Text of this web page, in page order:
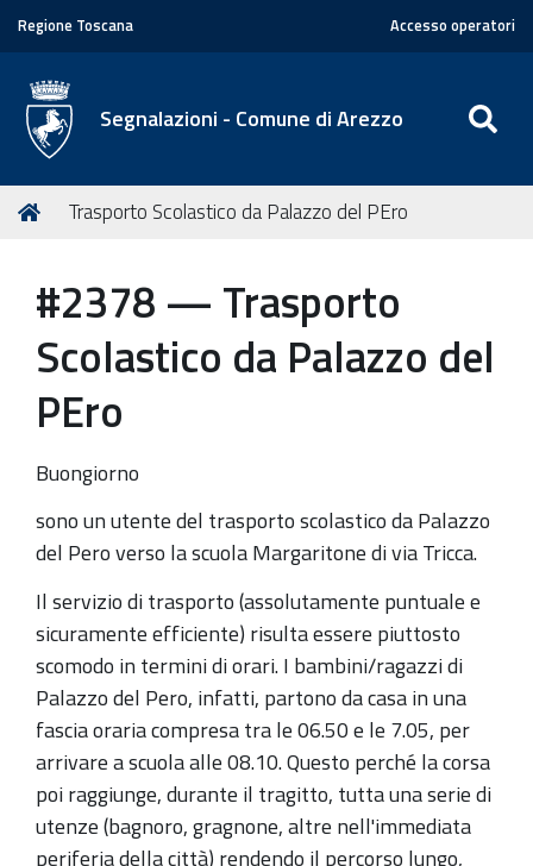
Regione Toscana Accesso operatori
Segnalazioni - Comune di Arezzo
T
Home
Trasporto Scolastico da Palazzo del PEro
#2378 — Trasporto
Scolastico da Palazzo del
PEro
Buongiorno
sono un utente del trasporto scolastico da Palazzo
del Pero verso la scuola Margaritone di via Tricca.
Il servizio di trasporto (assolutamente puntuale e
sicuramente efficiente) risulta essere piuttosto
scomodo in termini di orari. I bambini/ragazzi di
Palazzo del Pero, infatti, partono da casa in una
fascia oraria compresa tra le 06.50 e le 7.05, per
arrivare a scuola alle 08.10. Questo perché la corsa
poi raggiunge, durante il tragitto, tutta una serie di
utenze (bagnoro, gragnone, altre nell'immediata
periferia della città) rendendo il percorso lungo,